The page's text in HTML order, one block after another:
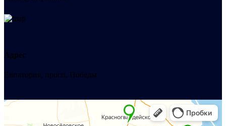
Адрес
Евпатория, просп. Победы